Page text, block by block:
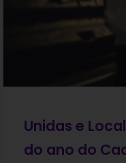
Unidas e
do ano do